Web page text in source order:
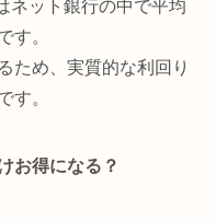
ネット銀行の中で平均
す。
ため、実質的な利回り
す。
お得になる？